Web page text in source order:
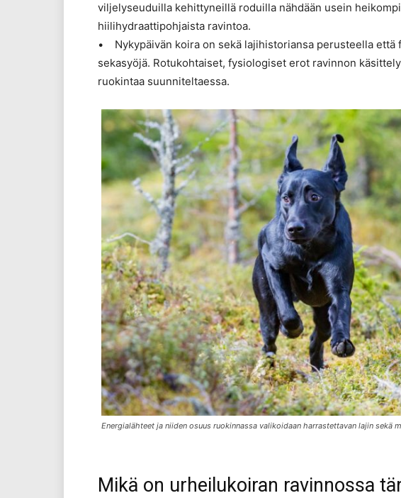
viljelyseuduilla kehittyneillä roduilla nähdään usein
hiilihydraattipohjaista ravintoa.
• Nykypäivän koira on sekä lajihistoriansa perusteella että
sekasyöjä. Rotukohtaiset, fysiologiset erot ravinnon
ruokintaa suunniteltaessa.
Energialähteet ja niiden osuus ruokinnassa valikoidaan harrastettavan lajin sekä
Mikä on urheilukoiran ravinnossa